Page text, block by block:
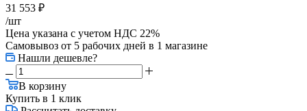
31 553 ₽
/шт
Цена указана с учетом НДС 22%
Самовывоз от 5 рабочих дней в 1 магазине
Нашли дешевле?
В корзину
Купить в 1 клик